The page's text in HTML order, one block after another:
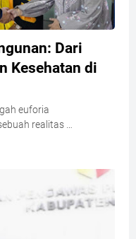
Dari
Kesehatan di
euforia
realitas …